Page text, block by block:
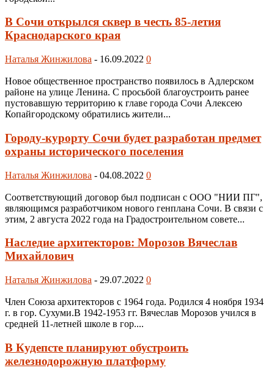
В Сочи открылся сквер в честь 85-летия
Краснодарского края
Наталья Жинжилова - 16.09.2022 0
Новое общественное пространство появилось в Адлерском
районе на улице Ленина. С просьбой благоустроить ранее
пустовавшую территорию к главе города Сочи Алексею
Копайгородскому обратились жители...
Городу-курорту Сочи будет разработан предмет
охраны исторического поселения
Наталья Жинжилова - 04.08.2022 0
Соответствующий договор был подписан с ООО "НИИ ПГ",
являющимся разработчиком нового генплана Сочи. В связи с
этим, 2 августа 2022 года на Градостроительном совете...
Наследие архитекторов: Морозов Вячеслав
Михайлович
Наталья Жинжилова - 29.07.2022 0
Член Союза архитекторов с 1964 года. Родился 4 ноября 1934
г. в гор. Сухуми.В 1942-1953 гг. Вячеслав Морозов учился в
средней 11-летней школе в гор....
В Кудепсте планируют обустроить
железнодорожную платформу